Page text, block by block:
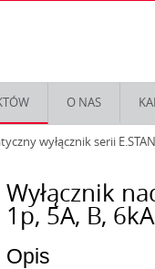
O NAS
wyłącznik serii
Wyłącznik
1р, 5А, B, 6kA
Opis